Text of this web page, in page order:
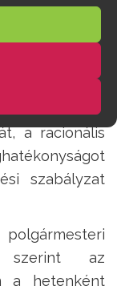
számára is
tesszük az
tartjuk a
a racionális
szabályzat
polgármesteri
szerint az
a hetenként